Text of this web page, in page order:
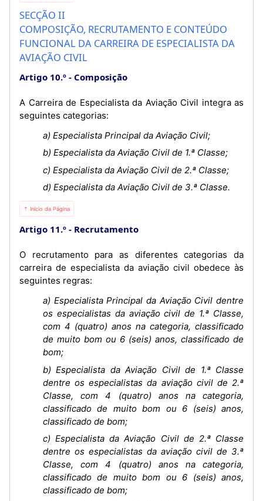
SECÇÃO II
COMPOSIÇÃO, RECRUTAMENTO E CONTEÚDO
FUNCIONAL DA CARREIRA DE ESPECIALISTA DA
AVIAÇÃO CIVIL
Artigo 10.º Composição
A Carreira de Especialista da Aviação Civil integra as
seguintes categorias:
a) Especialista Principal da Aviação Civil;
b) Especialista da Aviação Civil de 1.ª Classe;
c) Especialista da Aviação Civil de 2.ª Classe;
d) Especialista da Aviação Civil de 3.ª Classe.
⇡ Início da Página
Artigo 11.º Recrutamento
O recrutamento para as diferentes categorias da
carreira de especialista da aviação civil obedece às
seguintes regras:
a) Especialista Principal da Aviação Civil dentre
os especialistas da aviação civil de 1.ª Classe,
com 4 (quatro) anos na categoria, classificado
de muito bom ou 6 (seis) anos, classificado de
bom;
b) Especialista da Aviação Civil de 1.ª Classe
dentre os especialistas da aviação civil de 2.ª
Classe, com 4 (quatro) anos na categoria,
classificado de muito bom ou 6 (seis) anos,
classificado de bom;
c) Especialista da Aviação Civil de 2.ª Classe
dentre os especialistas da aviação civil de 3.ª
Classe, com 4 (quatro) anos na categoria,
classificado de muito bom ou 6 (seis) anos,
classificado de bom;